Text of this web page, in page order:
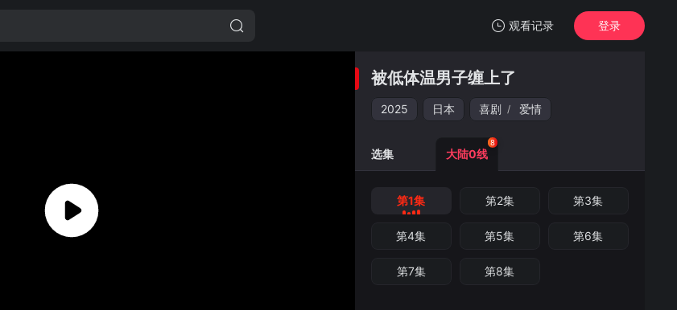
观看记录
我的观影记录
第1集
被低体温男子缠上了
登录
被低体温男子缠上了
2025 日本 喜剧 / 爱情
被低体温男子缠上了 -第1集
手机扫一扫继续看
选集 大陆0线
8
第1集 第2集 第3集
第4集 第5集 第6集
第7集 第8集